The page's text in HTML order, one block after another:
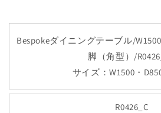
Bespokeダイニングテーブル/
脚（角型）/
サイズ：W1500・
R0426_C